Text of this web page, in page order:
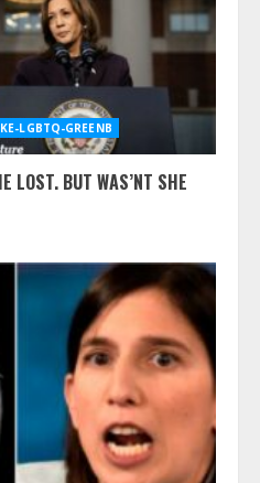
LGBTQ-GREENB
LOST. BUT WAS’NT SHE